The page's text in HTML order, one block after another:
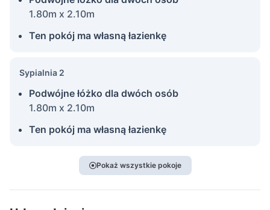
1.80m x 2.10m
Ten pokój ma własną łazienkę
Sypialnia 2
Podwójne łóżko dla dwóch osób
1.80m x 2.10m
Ten pokój ma własną łazienkę
Pokaż wszystkie pokoje